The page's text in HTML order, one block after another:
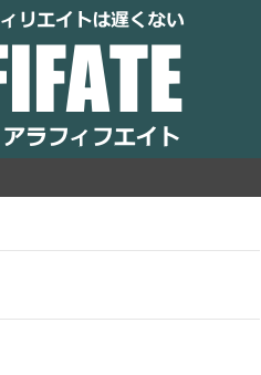
50代からでもアフィリ
遅くない